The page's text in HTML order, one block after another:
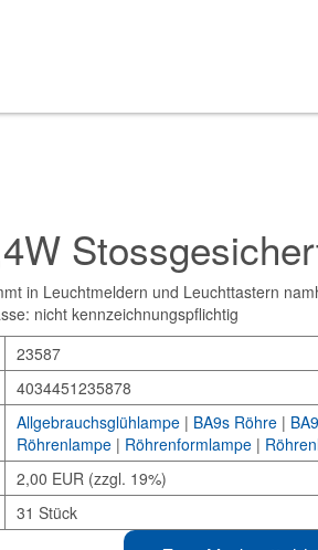
in Leuchtmeldern und Leuchttastern
nicht kennzeichnungspflichtig
23587
4034451235878
Allgebrauchsglühlampe| BA9s Röhre|
Röhrenlampe| Röhrenformlampe|
2,00 EUR (zzgl. 19%)
31 Stück